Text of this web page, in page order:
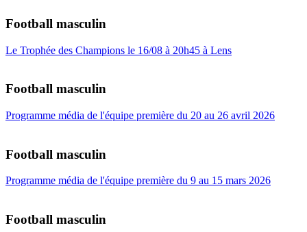
Football masculin
Le Trophée des Champions le 16/08 à 20h45 à Lens
Football masculin
Programme média de l'équipe première du 20 au 26 avril 2026
Football masculin
Programme média de l'équipe première du 9 au 15 mars 2026
Football masculin